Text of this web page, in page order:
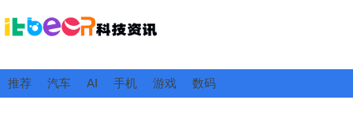
推荐 汽车 AI 手机 游戏 数码